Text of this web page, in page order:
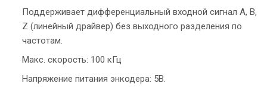
Поддерживает дифференциальный входной сигнал А, В,
Z (линейный драйвер) без выходного разделения по
частотам.
Макс. скорость: 100 кГц
Напряжение питания энкодера: 5B.